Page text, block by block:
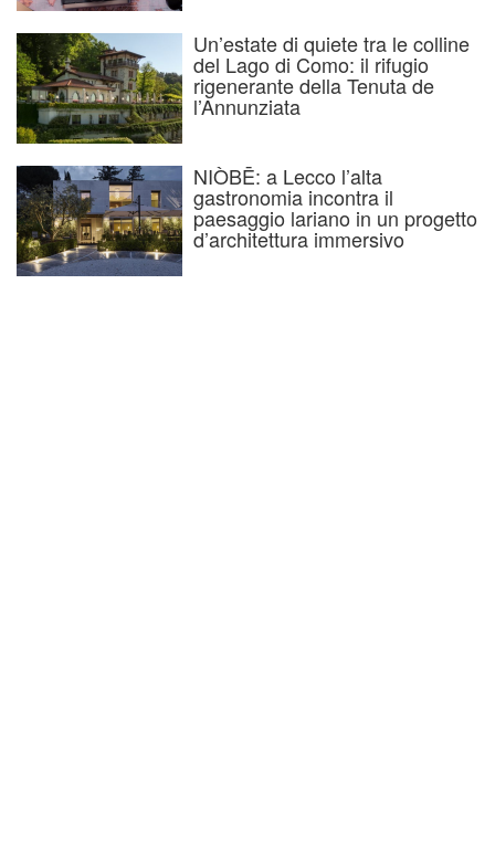
Un’estate di quiete tra le colline
del Lago di Como: il rifugio
rigenerante della Tenuta de
l’Annunziata
NIÒBĒ: a Lecco l’alta
gastronomia incontra il
paesaggio lariano in un progetto
d’architettura immersivo